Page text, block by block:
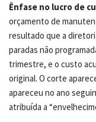
Ênfase no lucro de
orçamento de
resultado que a
paradas não
trimestre, e o custo
original. O corte
apareceu no ano
atribuída a